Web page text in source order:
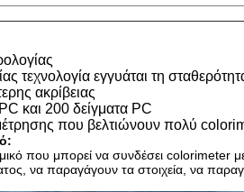
τεχνολογία εγγυάται τη
ακρίβειας
και 200 δείγματα PC
που βελτιώνουν πολύ
που μπορεί να συνδέσει colorimeter
να παραγάγουν τα στοιχεία, να